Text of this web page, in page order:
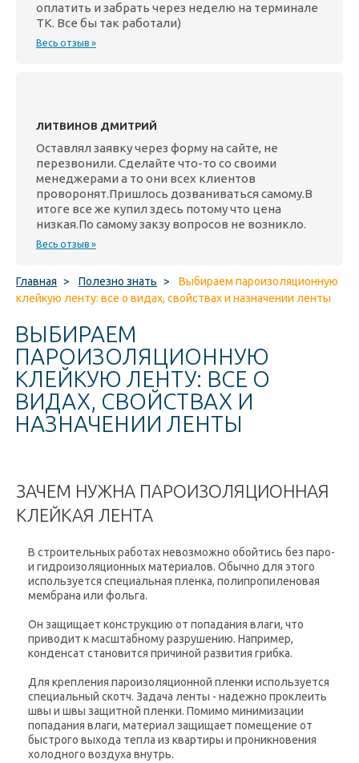
оплатить и забрать через неделю на терминале
ТК. Все бы так работали)
Весь отзыв »
ЛИТВИНОВ ДМИТРИЙ
Оставлял заявку через форму на сайте, не
перезвонили. Сделайте что-то со своими
менеджерами а то они всех клиентов
проворонят.Пришлось дозваниваться самому.В
итоге все же купил здесь потому что цена
низкая.По самому закзу вопросов не возникло.
Весь отзыв »
Главная > Полезно знать >
Выбираем пароизоляционную
клейкую ленту: все о видах, свойствах и назначении ленты
ВЫБИРАЕМ
ПАРОИЗОЛЯЦИОННУЮ
КЛЕЙКУЮ ЛЕНТУ: ВСЕ О
ВИДАХ, СВОЙСТВАХ И
НАЗНАЧЕНИИ ЛЕНТЫ
ЗАЧЕМ НУЖНА ПАРОИЗОЛЯЦИОННАЯ
КЛЕЙКАЯ ЛЕНТА
В строительных работах невозможно обойтись без паро-
и гидроизоляционных материалов. Обычно для этого
используется специальная пленка, полипропиленовая
мембрана или фольга.
Он защищает конструкцию от попадания влаги, что
приводит к масштабному разрушению. Например,
конденсат становится причиной развития грибка.
Для крепления пароизоляционной пленки используется
специальный скотч. Задача ленты - надежно проклеить
швы и швы защитной пленки. Помимо минимизации
попадания влаги, материал защищает помещение от
быстрого выхода тепла из квартиры и проникновения
холодного воздуха внутрь.